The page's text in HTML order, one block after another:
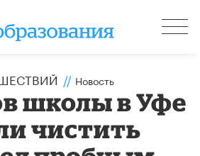
// Новость
школы в Уфе
чистить